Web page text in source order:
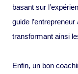
basant sur
guide
transformant ainsi
Enfin, un bon